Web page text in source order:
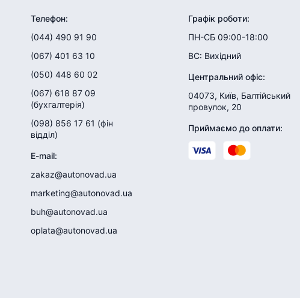
Телефон:
(044) 490 91 90
(067) 401 63 10
(050) 448 60 02
(067) 618 87 09
(бухгалтерія)
(098) 856 17 61 (фін
відділ)
E-mail:
zakaz@autonovad.ua
marketing@autonovad.ua
buh@autonovad.ua
oplata@autonovad.ua
Графік роботи:
ПН-СБ 09:00-18:00
ВС: Вихідний
Центральний офіс:
04073, Київ, Балтійський
провулок, 20
Приймаємо до оплати: